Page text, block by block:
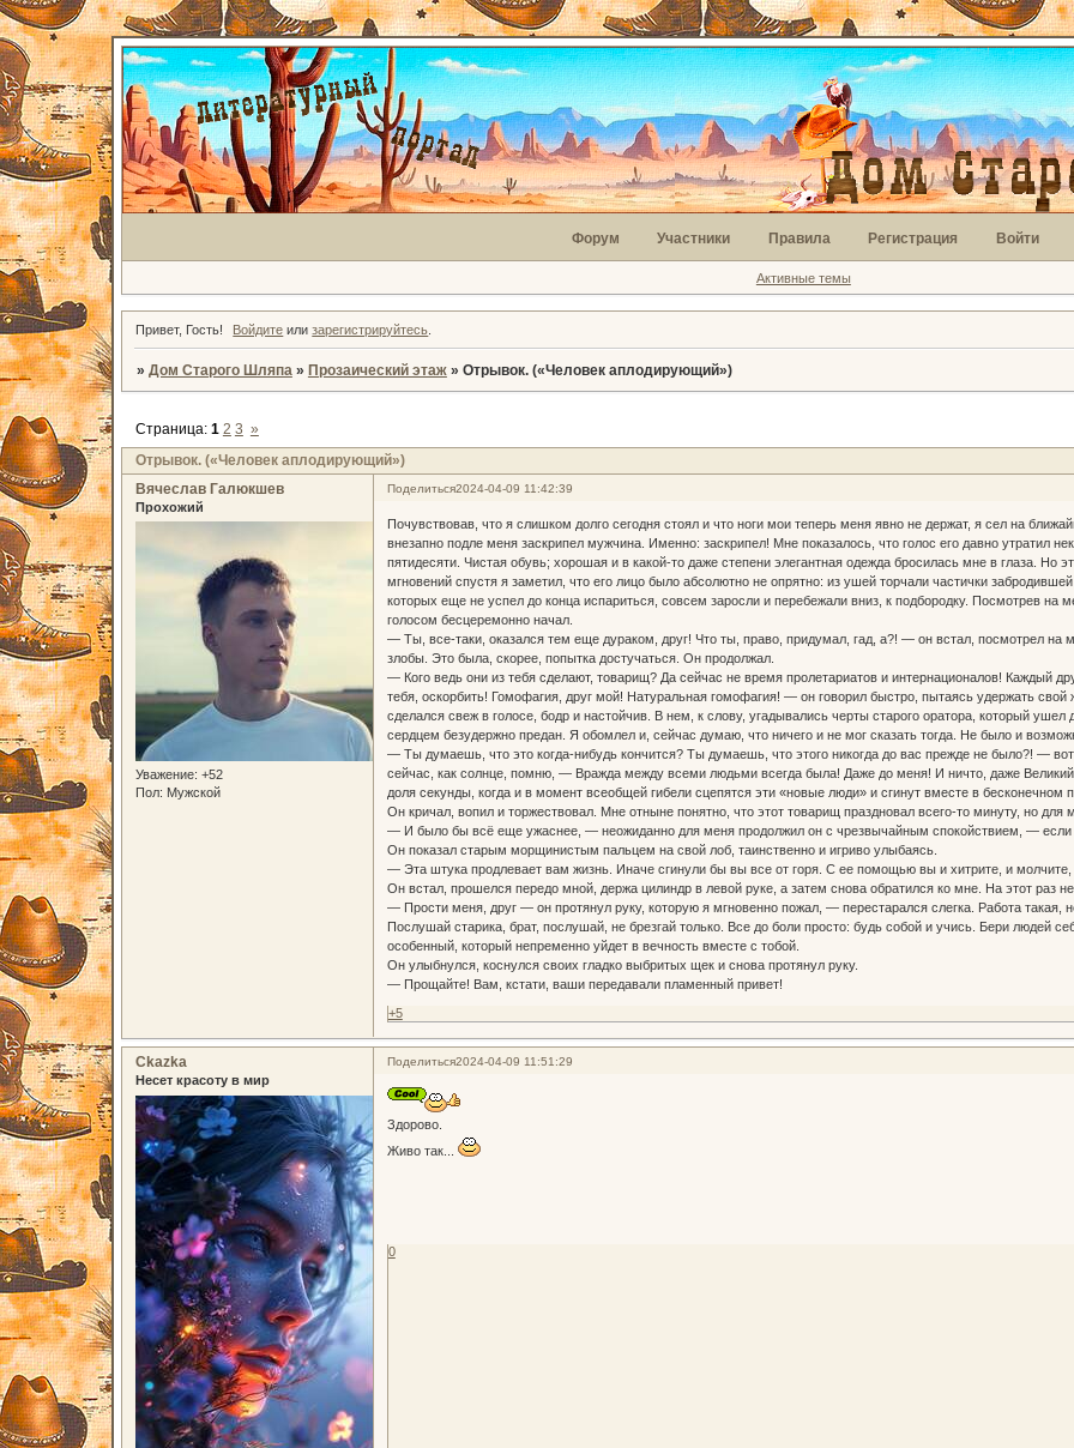
Форум Участники Правила Регистрация Войти
Активные темы
Привет, Гость! Войдите илизарегистрируйтесь
» Дом Старого Шляпа » Прозаический этаж » Отрывок. («Человек аплодирующий»)
Отрывок. («Человек аплодирующий»)
Страница: 1 2 3 »
Поделиться2024-04-09 11:42:39
Вячеслав Галюкшев
Прохожий
Уважение: +52
Пол: Мужской
Почувствовав, что я слишком долго сегодня стоял и что ноги мои теперь меня явно не держат, я сел на
внезапно подле меня заскрипел мужчина. Именно: заскрипел! Мне показалось, что голос его давно утратил
пятидесяти. Чистая обувь; хорошая и в какой-то даже степени элегантная одежда бросилась мне в глаза. Но
мгновений спустя я заметил, что его лицо было абсолютно не опрятно: из ушей торчали частички
которых еще не успел до конца испариться, совсем заросли и перебежали вниз, к подбородку. Посмотрев
голосом бесцеремонно начал.
— Ты, все-таки, оказался тем еще дураком, друг! Что ты, право, придумал, гад, а?! — он встал, посмотрел на
злобы. Это была, скорее, попытка достучаться. Он продолжал.
— Кого ведь они из тебя сделают, товарищ? Да сейчас не время пролетариатов и интернационалов! Каждый
тебя, оскорбить! Гомофагия, друг мой! Натуральная гомофагия! — он говорил быстро, пытаясь удержать
сделался свеж в голосе, бодр и настойчив. В нем, к слову, угадывались черты старого оратора, который
сердцем безудержно предан. Я обомлел и, сейчас думаю, что ничего и не мог сказать тогда. Не было и
— Ты думаешь, что это когда-нибудь кончится? Ты думаешь, что этого никогда до вас прежде не было?! — вот
сейчас, как солнце, помню, — Вражда между всеми людьми всегда была! Даже до меня! И ничто, даже
доля секунды, когда и в момент всеобщей гибели сцепятся эти «новые люди» и сгинут вместе в бесконечном
Он кричал, вопил и торжествовал. Мне отныне понятно, что этот товарищ праздновал всего-то минуту, но
— И было бы всё еще ужаснее, — неожиданно для меня продолжил он с чрезвычайным спокойствием, —
Он показал старым морщинистым пальцем на свой лоб, таинственно и игриво улыбаясь.
— Эта штука продлевает вам жизнь. Иначе сгинули бы вы все от горя. С ее помощью вы и хитрите, и молчите,
Он встал, прошелся передо мной, держа цилиндр в левой руке, а затем снова обратился ко мне. На этот раз
— Прости меня, друг — он протянул руку, которую я мгновенно пожал, — перестарался слегка. Работа
Послушай старика, брат, послушай, не брезгай только. Все до боли просто: будь собой и учись. Бери людей
особенный, который непременно уйдет в вечность вместе с тобой.
Он улыбнулся, коснулся своих гладко выбритых щек и снова протянул руку.
— Прощайте! Вам, кстати, ваши передавали пламенный привет!
+5
Поделиться2024-04-09 11:51:29
Ckazka
Несет красоту в мир
Здорово.
Живо так...
0